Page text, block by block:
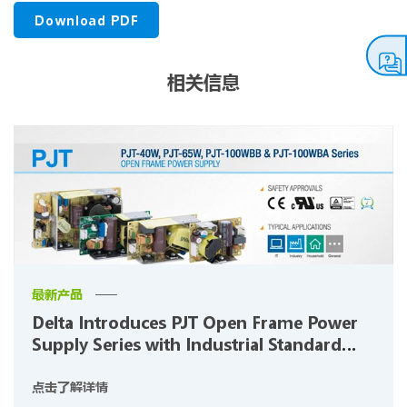
Download PDF
相关信息
最新产品
Delta Introduces PJT Open Frame Power
Supply Series with Industrial Standard
点击了解详情